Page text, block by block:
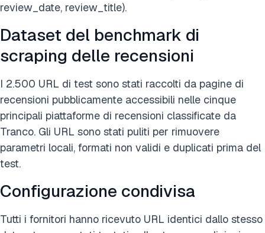
review_date, review_title).
Dataset del benchmark di
scraping delle recensioni
I 2.500 URL di test sono stati raccolti da pagine di
recensioni pubblicamente accessibili nelle cinque
principali piattaforme di recensioni classificate da
Tranco. Gli URL sono stati puliti per rimuovere
parametri locali, formati non validi e duplicati prima del
test.
Configurazione condivisa
Tutti i fornitori hanno ricevuto URL identici dallo stesso